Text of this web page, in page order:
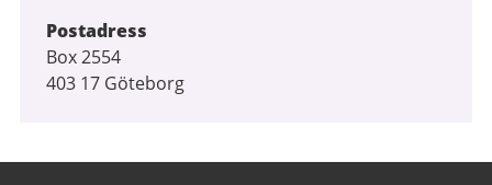
Postadress
Box 2554
403 17 Göteborg